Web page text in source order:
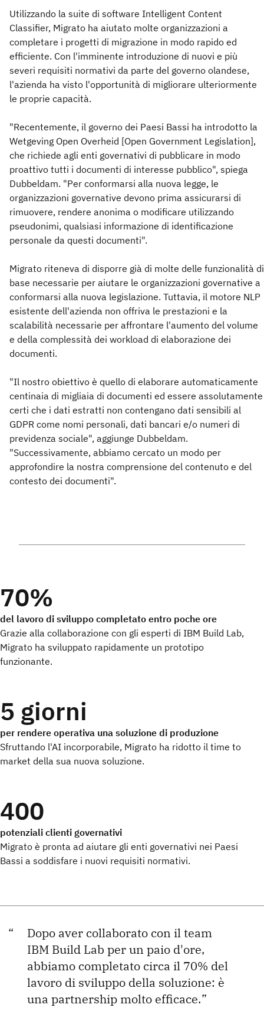
Utilizzando la suite di software Intelligent Content
Classifier, Migrato ha aiutato molte organizzazioni a
completare i progetti di migrazione in modo rapido ed
efficiente. Con l'imminente introduzione di nuovi e più
severi requisiti normativi da parte del governo olandese,
l'azienda ha visto l'opportunità di migliorare ulteriormente
le proprie capacità.
"Recentemente, il governo dei Paesi Bassi ha introdotto la
Wetgeving Open Overheid [Open Government Legislation],
che richiede agli enti governativi di pubblicare in modo
proattivo tutti i documenti di interesse pubblico", spiega
Dubbeldam. "Per conformarsi alla nuova legge, le
organizzazioni governative devono prima assicurarsi di
rimuovere, rendere anonima o modificare utilizzando
pseudonimi, qualsiasi informazione di identificazione
personale da questi documenti".
Migrato riteneva di disporre già di molte delle funzionalità di
base necessarie per aiutare le organizzazioni governative a
conformarsi alla nuova legislazione. Tuttavia, il motore NLP
esistente dell'azienda non offriva le prestazioni e la
scalabilità necessarie per affrontare l'aumento del volume
e della complessità dei workload di elaborazione dei
documenti.
"Il nostro obiettivo è quello di elaborare automaticamente
centinaia di migliaia di documenti ed essere assolutamente
certi che i dati estratti non contengano dati sensibili al
GDPR come nomi personali, dati bancari e/o numeri di
previdenza sociale", aggiunge Dubbeldam.
"Successivamente, abbiamo cercato un modo per
approfondire la nostra comprensione del contenuto e del
contesto dei documenti".
70%
del lavoro di sviluppo completato entro poche ore
Grazie alla collaborazione con gli esperti di IBM Build Lab,
Migrato ha sviluppato rapidamente un prototipo
funzionante.
5 giorni
per rendere operativa una soluzione di produzione
Sfruttando l'AI incorporabile, Migrato ha ridotto il time to
market della sua nuova soluzione.
400
potenziali clienti governativi
Migrato è pronta ad aiutare gli enti governativi nei Paesi
Bassi a soddisfare i nuovi requisiti normativi.
Dopo aver collaborato con il team
IBM Build Lab per un paio d'ore,
abbiamo completato circa il 70% del
lavoro di sviluppo della soluzione: è
una partnership molto efficace.